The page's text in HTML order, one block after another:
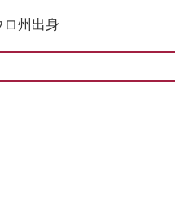
ロ州出身